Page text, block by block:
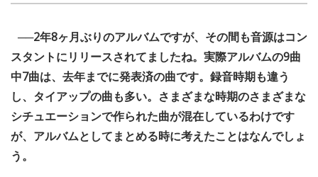
──2年8ヶ月ぶりのアルバムですが、その間も音源はコン
スタントにリリースされてましたね。実際アルバムの9曲
中7曲は、去年までに発表済の曲です。録音時期も違う
し、タイアップの曲も多い。さまざまな時期のさまざまな
シチュエーションで作られた曲が混在しているわけです
が、アルバムとしてまとめる時に考えたことはなんでしょ
う。